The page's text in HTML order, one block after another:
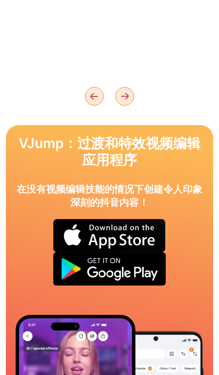
VJump：过渡和特效视频编辑
应用程序
在没有视频编辑技能的情况下创建令人印象
深刻的抖音内容！